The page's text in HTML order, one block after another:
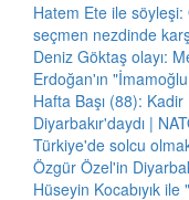
Hatem Ete ile
seçmen nezdinde
Deniz Göktaş olayı:
Erdoğan'ın
Hafta Başı (88): Kadir
Diyarbakır'daydı |
Türkiye'de solcu
Özgür Özel'in
Hüseyin Kocabıyık